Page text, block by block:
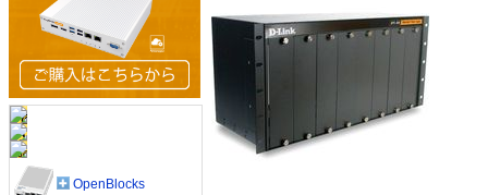
OpenBlocks